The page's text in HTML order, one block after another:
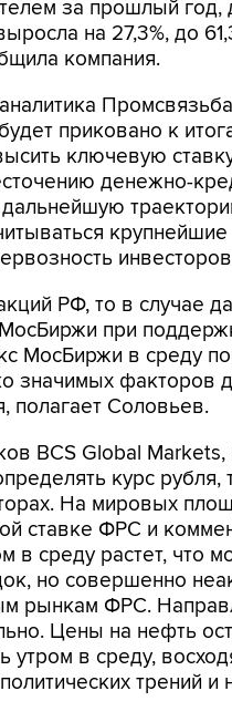
за прошлый год,
на 27,3%, до
компания.
приковано к
ключевую
денежно-
РФ, то в случае
при
МосБиржи в среду
значимых факторов
полагает Соловьев.
BCS Global
курс рубля,
На мировых
ставке ФРС и
в среду растет, что
но совершенно
рынкам ФРС.
Цены на нефть
утром в среду,
трений и